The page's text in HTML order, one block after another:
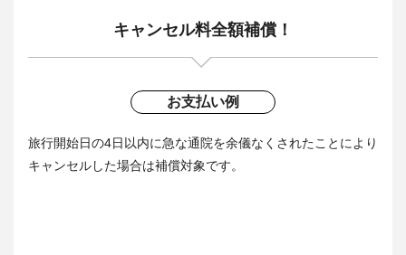
キャンセル料全額補償！
お支払い例
旅行開始日の4日以内に急な通院を余儀なくされたことにより
キャンセルした場合は補償対象です。